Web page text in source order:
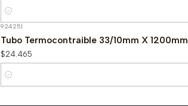
Cantidad
92425|
Tubo Termocontraible 33/10mm X 1200mm
$24.465
Cantidad